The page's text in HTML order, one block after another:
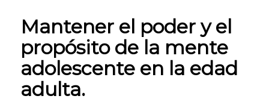
Mantener el poder y el
propósito de la mente
adolescente en la edad
adulta.